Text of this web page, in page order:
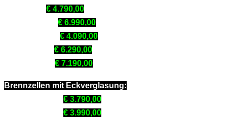
€ 4.790,00
€ 6.990,00
€ 4.090,00
€ 6.290,00
€ 7.190,00
Brennzellen mit Eckverglasung:
€ 3.790,00
€ 3.990,00